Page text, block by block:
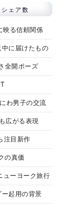
シェア数
る信頼関係
に届けたもの
全開ポーズ
わ男子の交流
広がる表現
注目新作
の真価
ューヨーク旅行
起用の背景